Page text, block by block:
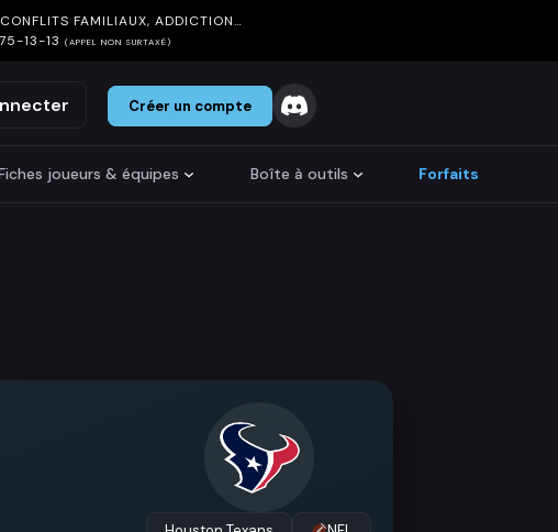
FAMILIAUX, ADDICTION…
13-13 (APPEL NON SURTAXÉ)
Créer un compte
joueurs & équipes Boîte à outils Forfaits